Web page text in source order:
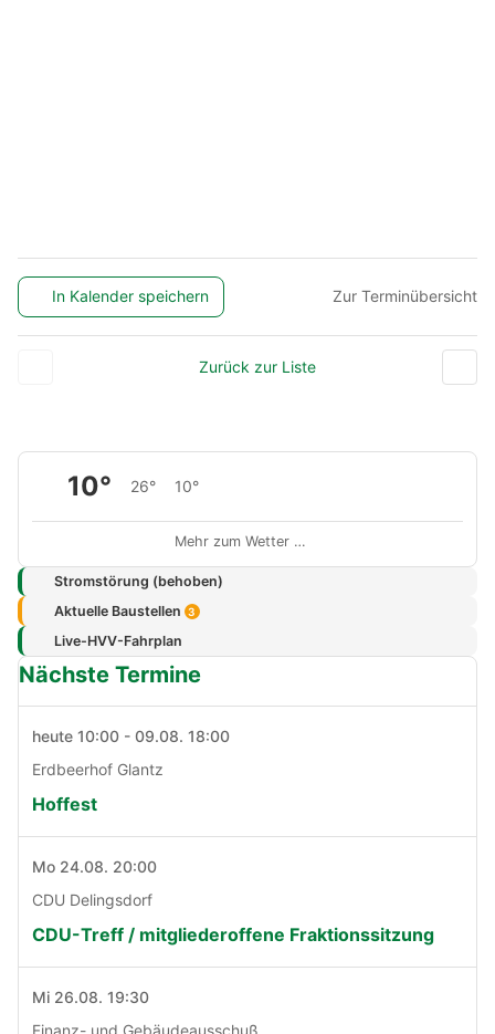
In Kalender speichern Zur Terminübersicht
Zurück zur Liste
10° 26° 10°
Mehr zum Wetter …
Stromstörung (behoben)
Aktuelle Baustellen 3
Live-HVV-Fahrplan
Nächste Termine
heute 10:00 - 09.08. 18:00
Erdbeerhof Glantz
Hoffest
Mo 24.08. 20:00
CDU Delingsdorf
CDU-Treff / mitgliederoffene Fraktionssitzung
Mi 26.08. 19:30
Finanz- und Gebäudeausschuß